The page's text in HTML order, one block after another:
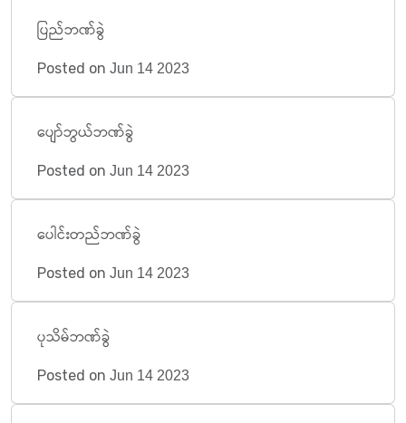
ပြည်ဘဏ်ခွဲ
Posted on Jun 14 2023
ပျော်ဘွယ်ဘဏ်ခွဲ
Posted on Jun 14 2023
ပေါင်းတည်ဘဏ်ခွဲ
Posted on Jun 14 2023
ပုသိမ်ဘဏ်ခွဲ
Posted on Jun 14 2023